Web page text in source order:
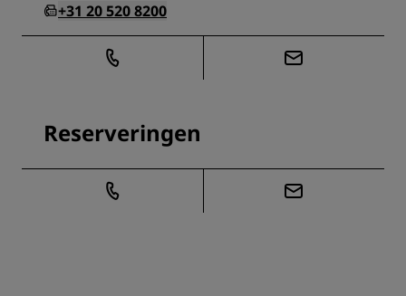
+31 20 520 8200
Reserveringen